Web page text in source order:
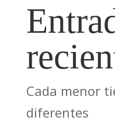
Cada menor
diferentes